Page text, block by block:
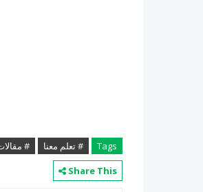
Tags # تعلم معنا
#
Share This